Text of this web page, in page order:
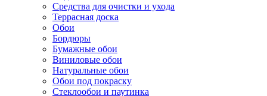
Средства для очистки и ухода
Террасная доска
Обои
Бордюры
Бумажные обои
Виниловые обои
Натуральные обои
Обои под покраску
Стеклообои и паутинка